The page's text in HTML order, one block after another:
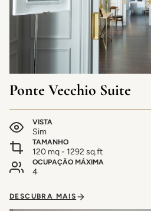
Ponte Vecchio Suite
VISTA
Sim
TAMANHO
120 mq - 1292 sq.ft
OCUPAÇÃO MÁXIMA
4
DESCUBRA MAIS